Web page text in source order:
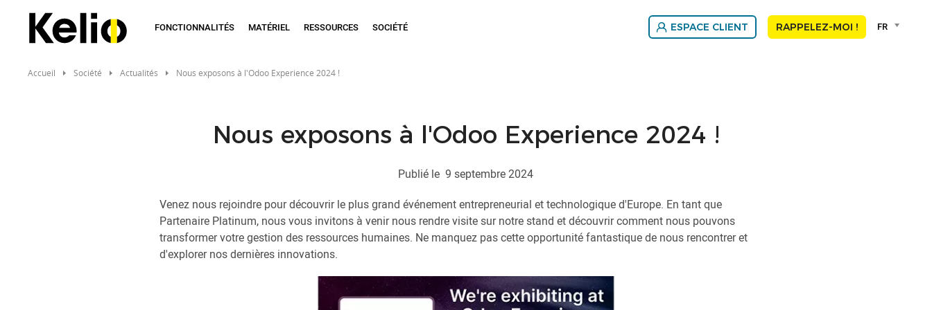
contenu
FONCTIONNALITÉS MATÉRIEL RESSOURCES SOCIÉTÉ ESPACE CLIENT RAPPELEZ-MOI !
Language
FR
Accueil Société Actualités Nous exposons à l'Odoo Experience 2024 !
Nous exposons à l'Odoo Experience 2024 !
Publié le9 septembre 2024
Venez nous rejoindre pour découvrir le plus grand événement entrepreneurial et technologique d'Europe. En tant que
Partenaire Platinum, nous vous invitons à venir nous rendre visite sur notre stand et découvrir comment nous pouvons
transformer votre gestion des ressources humaines. Ne manquez pas cette opportunité fantastique de nous rencontrer et
d'explorer nos dernières innovations.